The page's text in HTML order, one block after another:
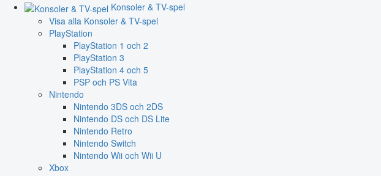
Konsoler & TV-spel
Visa alla Konsoler & TV-spel
PlayStation
PlayStation 1 och 2
PlayStation 3
PlayStation 4 och 5
PSP och PS Vita
Nintendo
Nintendo 3DS och 2DS
Nintendo DS och DS Lite
Nintendo Retro
Nintendo Switch
Nintendo Wii och Wii U
Xbox